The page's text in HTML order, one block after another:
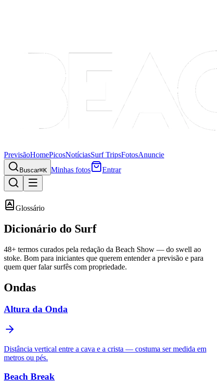
PrevisãoHomePicosNotíciasSurf TripsFotosAnuncie
Buscar⌘K Minhas fotos Entrar
Glossário
Dicionário do Surf
48+ termos curados pela redação da Beach Show — do swell ao
stoke. Bom para iniciantes que querem entender a previsão e para
quem quer falar surfês com propriedade.
Ondas
Altura da Onda
Distância vertical entre a cava e a crista — costuma ser medida em
metros ou pés.
Beach Break